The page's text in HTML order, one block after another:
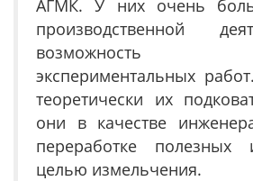
АГМК. У них очень
производственной
возможность
экспериментальных
теоретически их
они в качестве
переработке полезных
целью измельчения.